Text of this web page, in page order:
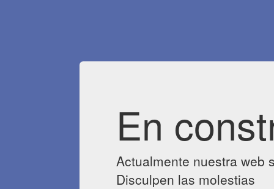
En
Actualmente nuestra web
Disculpen las molestias